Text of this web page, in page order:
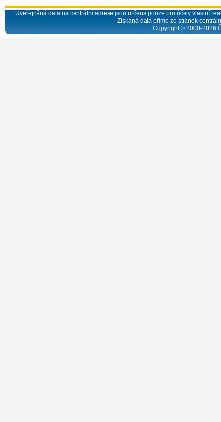
Uveřejněná data na centrální adrese jsou určena pouze pro účely vlastní
Získaná data přímo ze stránek
Copyright © 2000-2026